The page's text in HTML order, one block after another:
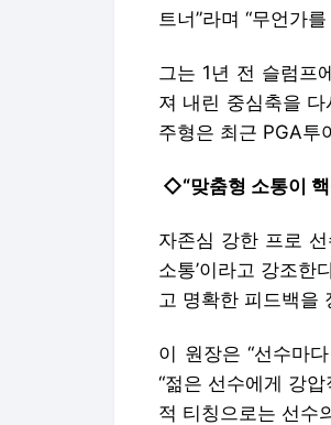
트너”라며 “무언가
그는 1년 전 슬럼프
져 내린 중심축을
주형은 최근 PGA투
◇“맞춤형 소통이
자존심 강한 프로
소통’이라고 강조
고 명확한 피드백을
이 원장은 “선수마
“젊은 선수에게 강
적 티칭으로는 선수